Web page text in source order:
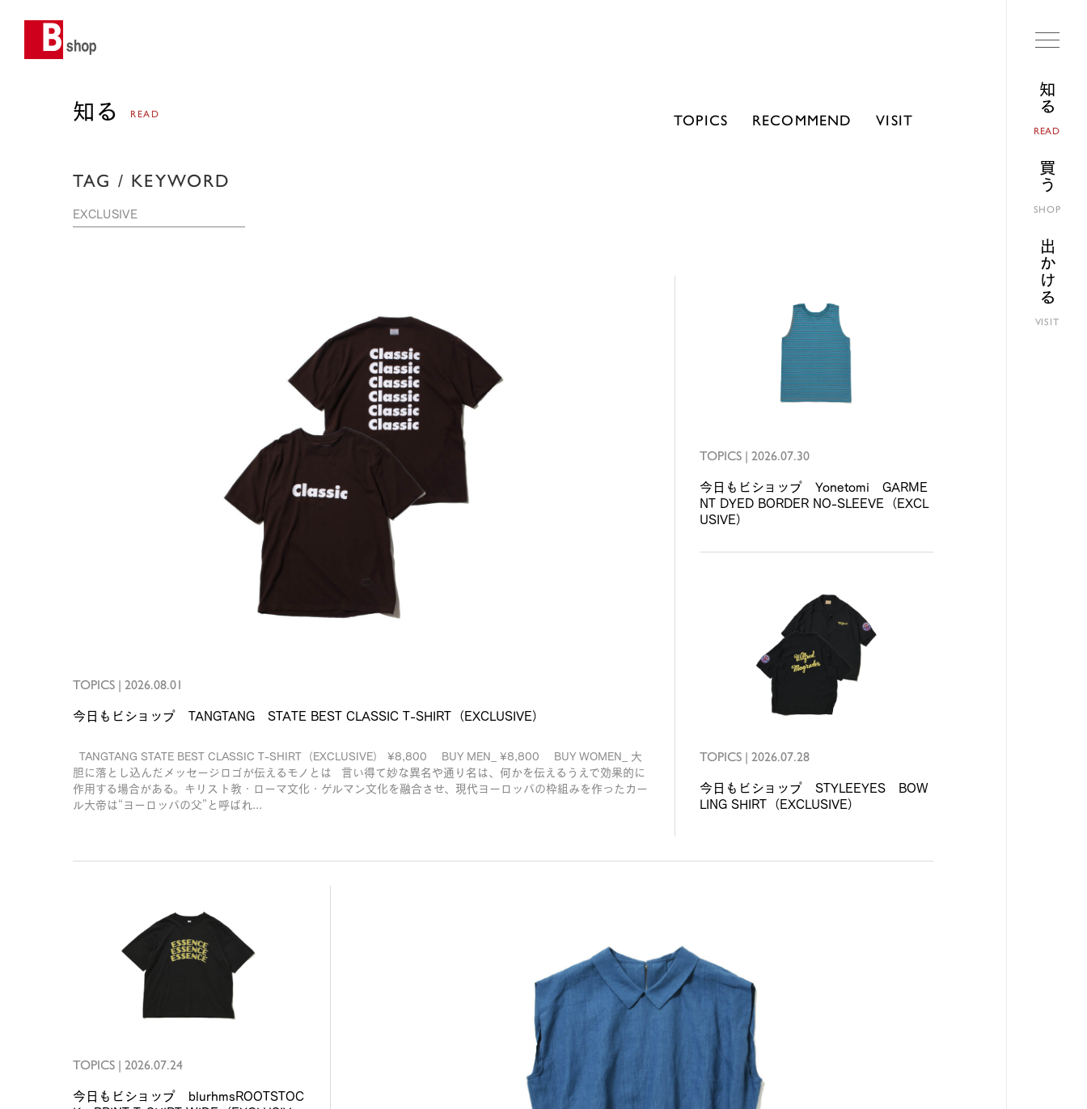
知る
READ
買う
SHOP
出かける
VISIT
知る READ TOPICS RECOMMEND VISIT
TAG / KEYWORD
EXCLUSIVE
TOPICS | 2026.08.01
今日もビショップ TANGTANG STATE BEST CLASSIC T-SHIRT（EXCLUSIVE）
TANGTANG STATE BEST CLASSIC T-SHIRT（EXCLUSIVE） ¥8,800 BUY MEN_ ¥8,800 BUY WOMEN_ 大
胆に落とし込んだメッセージロゴが伝えるモノとは 言い得て妙な異名や通り名は、何かを伝えるうえで効果的に
作用する場合がある。キリスト教・ローマ文化・ゲルマン文化を融合させ、現代ヨーロッパの枠組みを作ったカー
ル大帝は“ヨーロッパの父”と呼ばれ...
TOPICS| 2026.07.30
今日もビショップ Yonetomi GARME
NT DYED BORDER NO-SLEEVE（EXCL
USIVE）
TOPICS| 2026.07.28
今日もビショップ STYLEEYES BOW
LING SHIRT（EXCLUSIVE）
TOPICS | 2026.07.24
今日もビショップ blurhmsROOTSTOC